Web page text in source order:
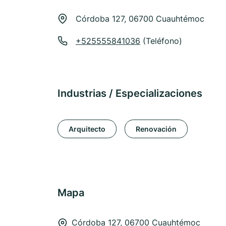
Córdoba 127, 06700 Cuauhtémoc
+525555841036 (Teléfono)
Industrias / Especializaciones
Arquitecto Renovación
Mapa
Córdoba 127, 06700 Cuauhtémoc